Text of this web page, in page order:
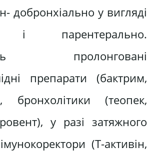
добронхіально у вигляді
і парентерально.
пролонговані
препарати (бактрим,
бронхолітики (теопек,
у разі затяжного
(Т-активін,